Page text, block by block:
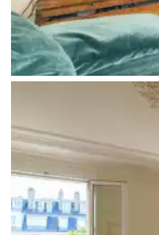
Chambre 2
Climatisation
Lit double inséparable
Salle de bain 2
Partagée
Douche